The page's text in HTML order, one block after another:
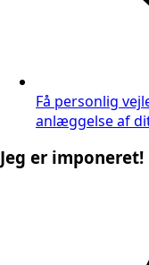
Få personlig
anlæggelse af
Jeg er imponeret!